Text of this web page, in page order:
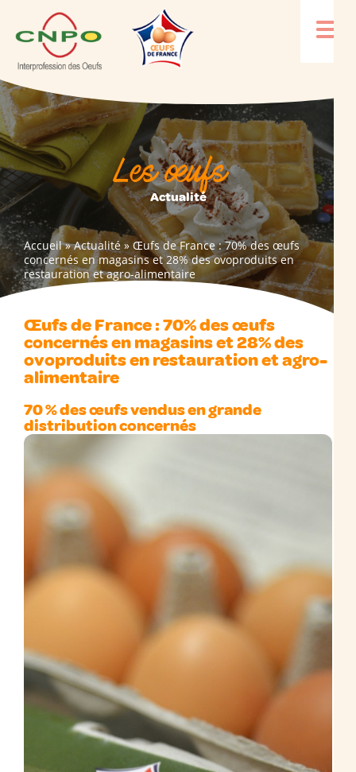
Les œufs
Actualité
Accueil»Actualité »Œufs de France : 70% des œufs
concernés en magasins et 28% des ovoproduits en
restauration et agro-alimentaire
Œufs de France : 70% des œufs
concernés en magasins et 28% des
ovoproduits en restauration et agro-
alimentaire
70 % des œufs vendus en grande
distribution concernés